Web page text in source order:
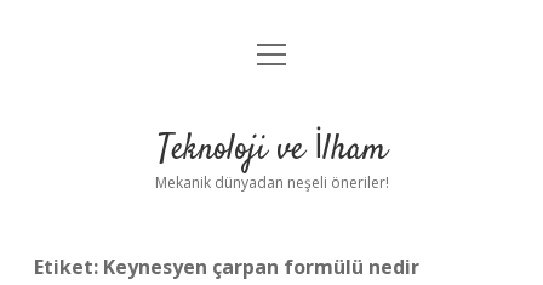
Anasayfa
Yasal Uyarı
menüyü
Teknoloji ve İlham
Mekanik dünyadan neşeli öneriler!
Etiket: Keynesyen çarpan formülü nedir